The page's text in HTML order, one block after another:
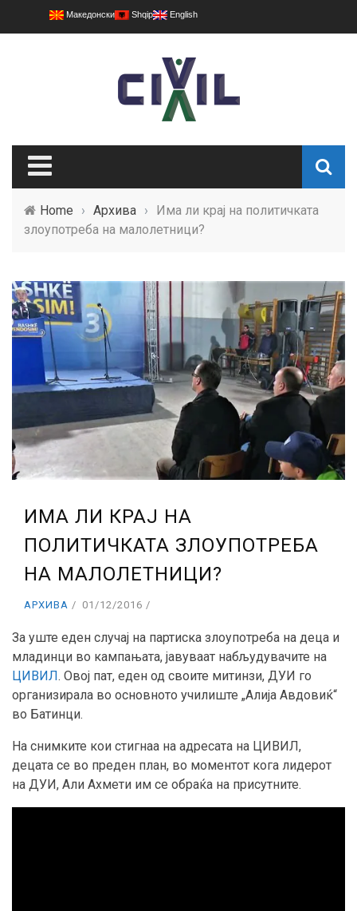
Македонски Shqip English
Home › Архива ›
Има ли крај на политичката
злоупотреба на малолетници?
ИМА ЛИ КРАЈ НА
ПОЛИТИЧКАТА ЗЛОУПОТРЕБА
НА МАЛОЛЕТНИЦИ?
АРХИВА 01/12/2016
За уште еден случај на партиска злоупотреба на деца и
младинци во кампањата, јавуваат набљудувачите на
ЦИВИЛ. Овој пат, еден од своите митинзи, ДУИ го
организирала во основното училиште „Алија Авдовиќ“
во Батинци.
На снимките кои стигнаа на адресата на ЦИВИЛ,
децата се во преден план, во моментот кога лидерот
на ДУИ, Али Ахмети им се обраќа на присутните.